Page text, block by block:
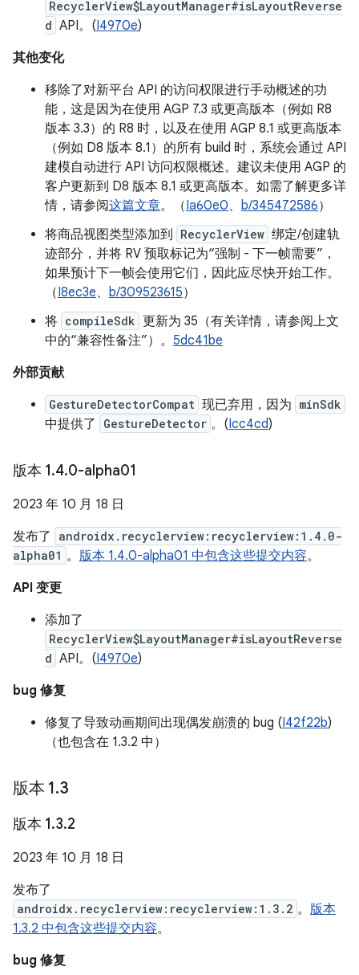
RecyclerView$LayoutManager#isLayoutReverse
d API。(I4970e)
其他变化
移除了对新平台 API 的访问权限进行手动概述的功
能，这是因为在使用 AGP 7.3 或更高版本（例如 R8
版本 3.3）的 R8 时，以及在使用 AGP 8.1 或更高版本
（例如 D8 版本 8.1）的所有 build 时，系统会通过 API
建模自动进行 API 访问权限概述。建议未使用 AGP 的
客户更新到 D8 版本 8.1 或更高版本。如需了解更多详
情，请参阅这篇文章。（Ia60e0、 b/345472586）
将商品视图类型添加到
RecyclerView 绑定/创建轨
迹部分，并将 RV 预取标记为“强制 - 下一帧需要”，
如果预计下一帧会使用它们，因此应尽快开始工作。
（I8ec3e、 b/309523615）
将 compileSdk 更新为 35（有关详情，请参阅上文
中的“兼容性备注”）。 5dc41be
外部贡献
GestureDetectorCompat 现已弃用，因为 minSdk
中提供了 GestureDetector 。(Icc4cd)
版本 1.4.0-alpha01
2023 年 10 月 18 日
发布了
androidx.recyclerview:recyclerview:1.4.0-
alpha01 。 版本 1.4.0-alpha01 中包含这些提交内容。
API 变更
添加了
RecyclerView$LayoutManager#isLayoutReverse
d API。(I4970e)
bug 修复
修复了导致动画期间出现偶发崩溃的 bug (I42f22b)
（也包含在 1.3.2 中）
版本 1.3
版本 1.3.2
2023 年 10 月 18 日
发布了
androidx.recyclerview:recyclerview:1.3.2 。 版本
1.3.2 中包含这些提交内容。
bug 修复